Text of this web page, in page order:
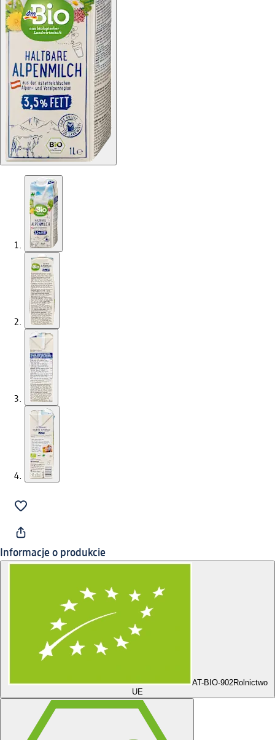
Informacje o produkcie
AT-BIO-902Rolnictwo
UE